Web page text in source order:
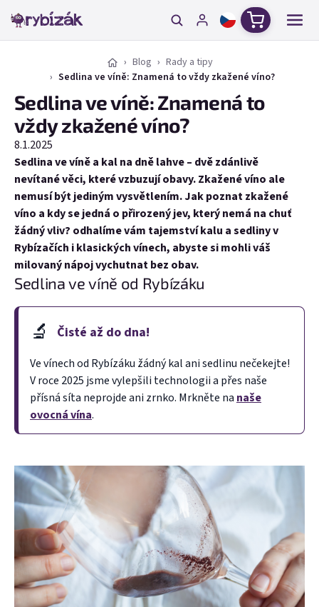
Přejít na obsah
Nákupní
Blog
Rady a tipy
Sedlina ve víně: Znamená to vždy zkažené víno?
Sedlina ve víně: Znamená to
vždy zkažené víno?
8.1.2025
Sedlina ve víně a kal na dně lahve – dvě zdánlivě
nevítané věci, které vzbuzují obavy. Zkažené víno ale
nemusí být jediným vysvětlením. Jak poznat zkažené
víno a kdy se jedná o přirozený jev, který nemá na chuť
žádný vliv? odhalíme vám tajemství kalu a sedliny v
Rybízačích i klasických vínech, abyste si mohli váš
milovaný nápoj vychutnat bez obav.
Sedlina ve víně od Rybízáku
🔬 Čisté až do dna!
Ve vínech od Rybízáku žádný kal ani sedlinu nečekejte!
V roce 2025 jsme vylepšili technologii a přes naše
přísná síta neprojde ani zrnko. Mrkněte na naše
ovocná vína.